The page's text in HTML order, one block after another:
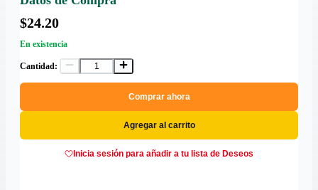
$24.20
En existencia
Cantidad:
Comprar ahora
Agregar al carrito
Inicia sesión para añadir a tu lista de Deseos